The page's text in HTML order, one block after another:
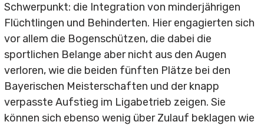
Karate
Turnen & Gymnastik
Eltern-Kind-Turnen
Schwerpunkt: die Integration von minderjährigen
Flüchtlingen und Behinderten. Hier engagierten sich
vor allem die Bogenschützen, die dabei die
sportlichen Belange aber nicht aus den Augen
verloren, wie die beiden fünften Plätze bei den
Bayerischen Meisterschaften und der knapp
verpasste Aufstieg im Ligabetrieb zeigen. Sie
können sich ebenso wenig über Zulauf beklagen wie